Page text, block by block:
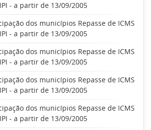
- a partir de 13/09/2005
dos municípios Repasse de ICMS
- a partir de 13/09/2005
dos municípios Repasse de ICMS
- a partir de 13/09/2005
dos municípios Repasse de ICMS
- a partir de 13/09/2005
dos municípios Repasse de ICMS
- a partir de 13/09/2005